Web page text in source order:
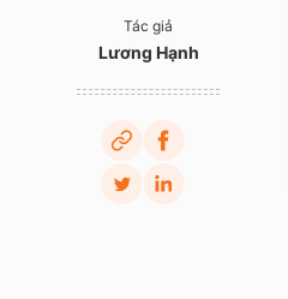
Tác giả
Lương Hạnh